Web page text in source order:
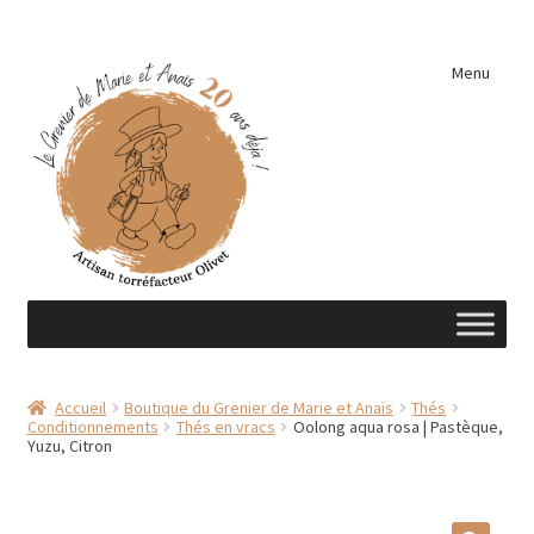
navigation
contenu
Menu
A découvrir …
Accueil Boutique du Grenier de Marie et Anaïs
Thés
Conditionnements
Thés en vracs
Oolong aqua rosa | Pastèque,
Yuzu, Citron